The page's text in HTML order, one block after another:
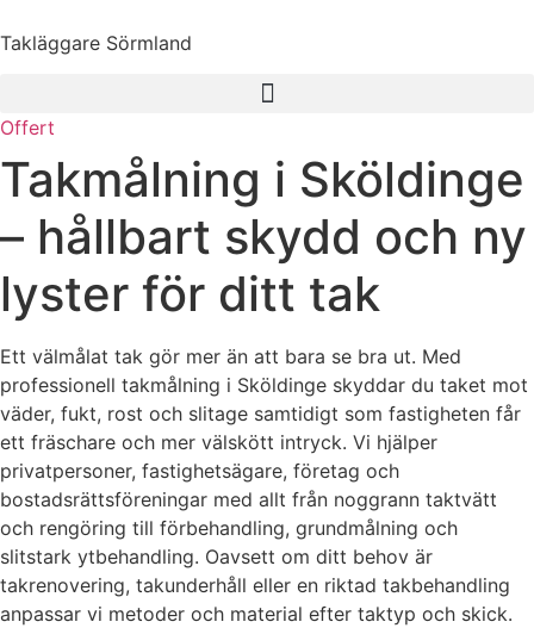
to
Takläggare Sörmland
Offert
Takmålning i Sköldinge
– hållbart skydd och ny
lyster för ditt tak
Ett välmålat tak gör mer än att bara se bra ut. Med
professionell takmålning i Sköldinge skyddar du taket mot
väder, fukt, rost och slitage samtidigt som fastigheten får
ett fräschare och mer välskött intryck. Vi hjälper
privatpersoner, fastighetsägare, företag och
bostadsrättsföreningar med allt från noggrann taktvätt
och rengöring till förbehandling, grundmålning och
slitstark ytbehandling. Oavsett om ditt behov är
takrenovering, takunderhåll eller en riktad takbehandling
anpassar vi metoder och material efter taktyp och skick.